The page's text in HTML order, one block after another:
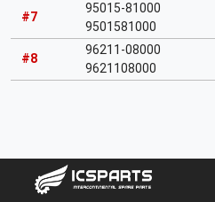
#7
95015-81000
9501581000
#8
96211-08000
9621108000